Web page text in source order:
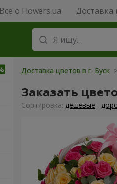
Все о Flowers.ua Доставка
Доставка цветов в г. Буск
Заказать
Cортировка: дешевые